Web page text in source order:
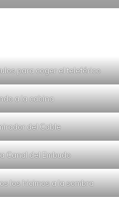
para coger el teleférico
a la cabina
del Cable
Canal del Embudo
los hicimos a la sombra